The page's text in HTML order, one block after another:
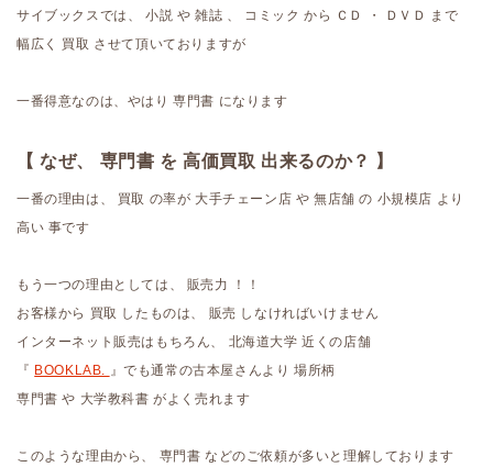
サイブックスでは、 小説 や 雑誌 、 コミック から ＣＤ ・ ＤＶＤ まで
幅広く 買取 させて頂いておりますが
一番得意なのは、やはり 専門書 になります
【 なぜ、 専門書 を 高価買取 出来るのか？ 】
一番の理由は、 買取 の率が 大手チェーン店 や 無店舗 の 小規模店 より
高い 事です
もう一つの理由としては、 販売力 ！！
お客様から 買取 したものは、 販売 しなければいけません
インターネット販売はもちろん、 北海道大学 近くの店舗
『 BOOKLAB.
』でも通常の古本屋さんより 場所柄
専門書 や 大学教科書 がよく売れます
このような理由から、 専門書 などのご依頼が多いと理解しております